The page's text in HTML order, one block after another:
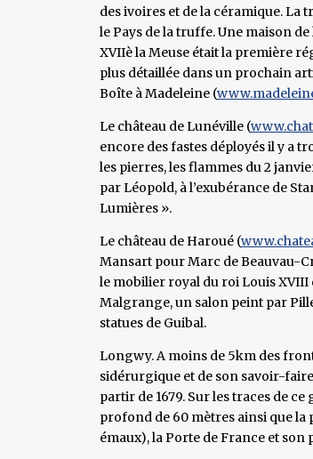
des ivoires et de la céramique. La
le Pays de la truffe. Une maison
XVIIè la Meuse était la première
plus détaillée dans un prochain
Boîte à Madeleine (
Le château de Lunéville (
encore des fastes déployés il y a
les pierres, les flammes du 2
par Léopold, à l’exubérance de
Lumières ».
Le château de Haroué (
Mansart pour Marc de Beauvau-
le mobilier royal du roi Louis XVIII
Malgrange, un salon peint par
statues de Guibal.
Longwy. A moins de 5km des
sidérurgique et de son savoir-
partir de 1679. Sur les traces de
profond de 60 mètres ainsi que la
émaux), la Porte de France et